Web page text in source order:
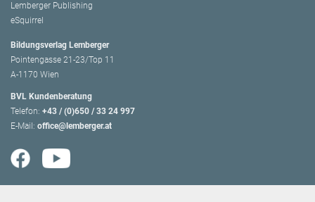
Lemberger Publishing
eSquirrel
Bildungsverlag Lemberger
Pointengasse 21-23/Top 11
A-1170 Wien
BVL Kundenberatung
Telefon: +43 / (0)650 / 33 24 997
E-Mail: office@lemberger.at